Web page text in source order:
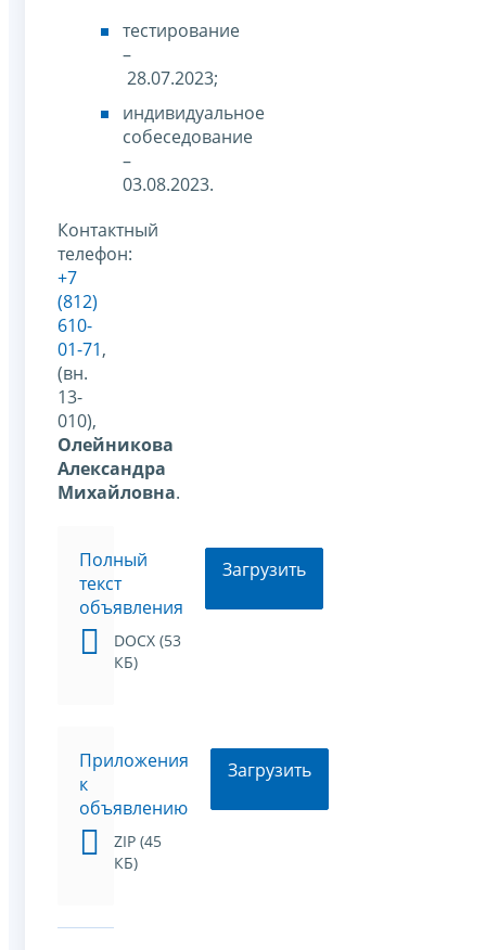
тестирование
–
28.07.2023;
индивидуальное
собеседование
–
03.08.2023.
Контактный
телефон:
+7
(812)
610-
01-71,
(вн.
13-
010),
Олейникова
Александра
Михайловна.
Полный
текст
объявления
DOCX (53
КБ)
Загрузить
Приложения
к
объявлению
ZIP (45
КБ)
Загрузить